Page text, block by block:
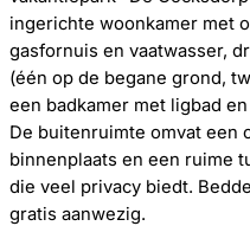
ingerichte woonkamer met
gasfornuis en vaatwasser,
(één op de begane grond,
een badkamer met ligbad
De buitenruimte omvat een
binnenplaats en een ruime
die veel privacy biedt.
gratis aanwezig.